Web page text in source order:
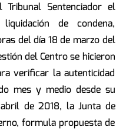
Sentenciador el
de condena,
del día 18 de marzo del
del Centro se hicieron
verificar la autenticidad
mes y medio desde su
de 2018, la Junta de
formula propuesta de